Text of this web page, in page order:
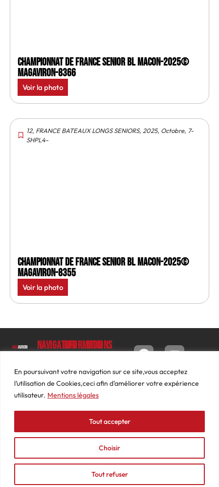
En poursuivant votre navigation sur ce site,vous acceptez
l’utilisation de Cookies,ceci afin d'améliorer votre expérience
utilisateur. Mentions légales
Choisir
Tout refuser
Tout accepter
Championnat de France senior BL Macon-2025©
MagAviron-8366
Voir la photo
12, FRANCE BATEAUX LONGS SENIORS, 2025, Octobre, 7-
SHPL4-
Championnat de France senior BL Macon-2025©
MagAviron-8355
Voir la photo
Luc
Barbier
69640
74
87
contact@mediasaviron.fr
Navigation
Le
Magazine
Photos
Actualités
Podcasts
Informations
Conditions
générales
de ventes
Mentions
légales
Mon
Tableau
de bord
Commandes
Adresses
Détails
du
compte